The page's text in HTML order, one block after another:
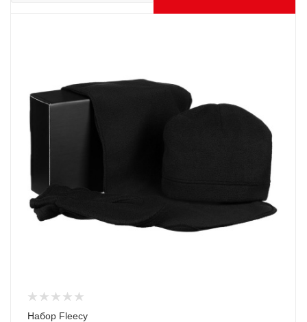
Набор Fleecy